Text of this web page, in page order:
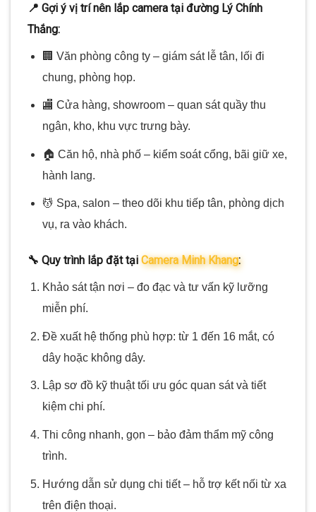
📍 Gợi ý vị trí nên lắp camera tại đường Lý Chính
Thắng:
🏢 Văn phòng công ty – giám sát lễ tân, lối đi
chung, phòng họp.
🏬 Cửa hàng, showroom – quan sát quầy thu
ngân, kho, khu vực trưng bày.
🏠 Căn hộ, nhà phố – kiểm soát cổng, bãi giữ xe,
hành lang.
💆 Spa, salon – theo dõi khu tiếp tân, phòng dịch
vụ, ra vào khách.
🔧 Quy trình lắp đặt tại Camera Minh Khang:
Khảo sát tận nơi – đo đạc và tư vấn kỹ lưỡng
miễn phí.
Đề xuất hệ thống phù hợp: từ 1 đến 16 mắt, có
dây hoặc không dây.
Lập sơ đồ kỹ thuật tối ưu góc quan sát và tiết
kiệm chi phí.
Thi công nhanh, gọn – bảo đảm thẩm mỹ công
trình.
Hướng dẫn sử dụng chi tiết – hỗ trợ kết nối từ xa
trên điện thoại.